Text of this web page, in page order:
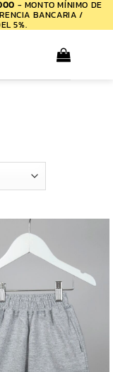
- MONTO MÍNIMO DE
BANCARIA /
5%.